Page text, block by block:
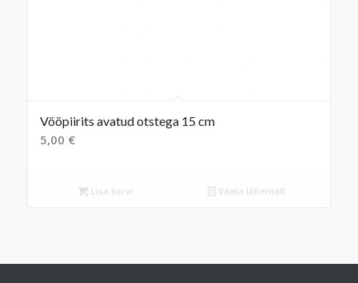
Vööpiirits avatud otstega 15 cm
5,00 €
Lisa korvi Vaata lähemalt